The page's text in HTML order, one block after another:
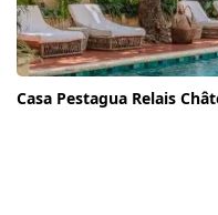
Casa Pestagua Relais